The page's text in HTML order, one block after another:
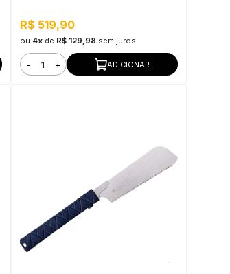
R$ 519,90
ou 4xde R$ 129,98 sem juros
- + ADICIONAR